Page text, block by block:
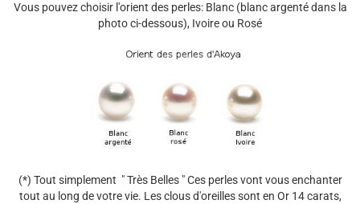
Vous pouvez choisir l'orient des perles: Blanc (blanc argenté dans la
photo ci-dessous), Ivoire ou Rosé
(*) Tout simplement " Très Belles " Ces perles vont vous enchanter
tout au long de votre vie. Les clous d'oreilles sont en Or 14 carats,